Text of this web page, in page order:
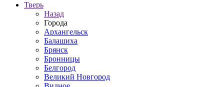
Тверь
Назад
Города
Архангельск
Балашиха
Брянск
Бронницы
Белгород
Великий Новгород